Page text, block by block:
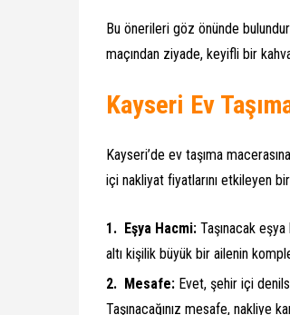
Bu önerileri göz önünde
maçından ziyade, keyifli bir
Kayseri Ev
Kayseri’de ev taşıma
içi nakliyat fiyatlarını etkileyen
Eşya Hacmi: Taşınacak
altı kişilik büyük bir ailenin
Mesafe: Evet, şehir içi
Taşınacağınız mesafe, nakliye